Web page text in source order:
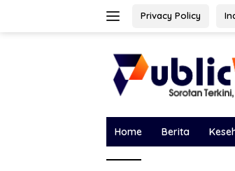
Privacy Policy
Home Berita